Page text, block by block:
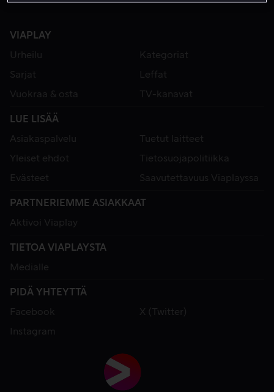
VIAPLAY
Urheilu
Kategoriat
Sarjat
Leffat
Vuokraa & osta
TV-kanavat
LUE LISÄÄ
Asiakaspalvelu
Tuetut laitteet
Yleiset ehdot
Tietosuojapolitiikka
Evästeet
Saavutettavuus Viaplayssa
PARTNERIEMME ASIAKKAAT
Aktivoi Viaplay
TIETOA VIAPLAYSTA
Medialle
PIDÄ YHTEYTTÄ
Facebook
X (Twitter)
Instagram